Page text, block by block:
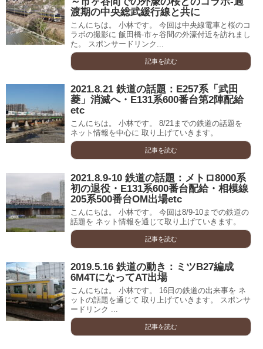
渡期の中央総武緩行線と共に
こんにちは。 小林です。 今回は中央線電車と桜のコ
ラボの撮影に 飯田橋-市ヶ谷間の外濠付近を訪れまし
た。 スポンサードリンク...
記事を読む
2021.8.21 鉄道の話題：E257系「武田
菱」消滅へ・E131系600番台第2陣配給
etc
こんにちは。 小林です。 8/21までの鉄道の話題を
ネット情報を中心に 取り上げていきます。
記事を読む
2021.8.9-10 鉄道の話題：メトロ8000系
初の退役・E131系600番台配給・相模線
205系500番台OM出場etc
こんにちは。 小林です。 今回は8/9-10までの鉄道の
話題を ネット情報を通じて取り上げていきます。
記事を読む
2019.5.16 鉄道の動き：ミツB27編成
6M4TになってAT出場
こんにちは。 小林です。 16日の鉄道の出来事を ネ
ットの話題を通じて 取り上げていきます。 スポンサ
ードリンク ...
記事を読む